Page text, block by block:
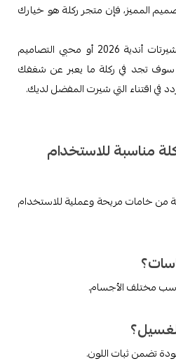
المميز، فإن متجر ركلة هو خيارك
لذا، سواء كنت من عشاق تيشيرتات أندية 2026 أو محبي التصاميم
سوف تجد في ركلة ما يعبر عن شغفك
في اقتناء التي شيرت المفضل لديك.
مناسبة للاستخدام
من خامات مريحة وعملية للاستخدام
مختلف الأجسام.
تضمن ثبات اللون.